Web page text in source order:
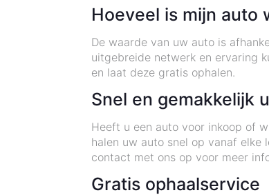
Hoeveel is mijn auto
De waarde van uw auto is
uitgebreide netwerk en ervaring
en laat deze gratis ophalen.
Snel en gemakkelijk
Heeft u een auto voor inkoop of
halen uw auto snel op vanaf
contact met ons op voor meer
Gratis ophaalservice